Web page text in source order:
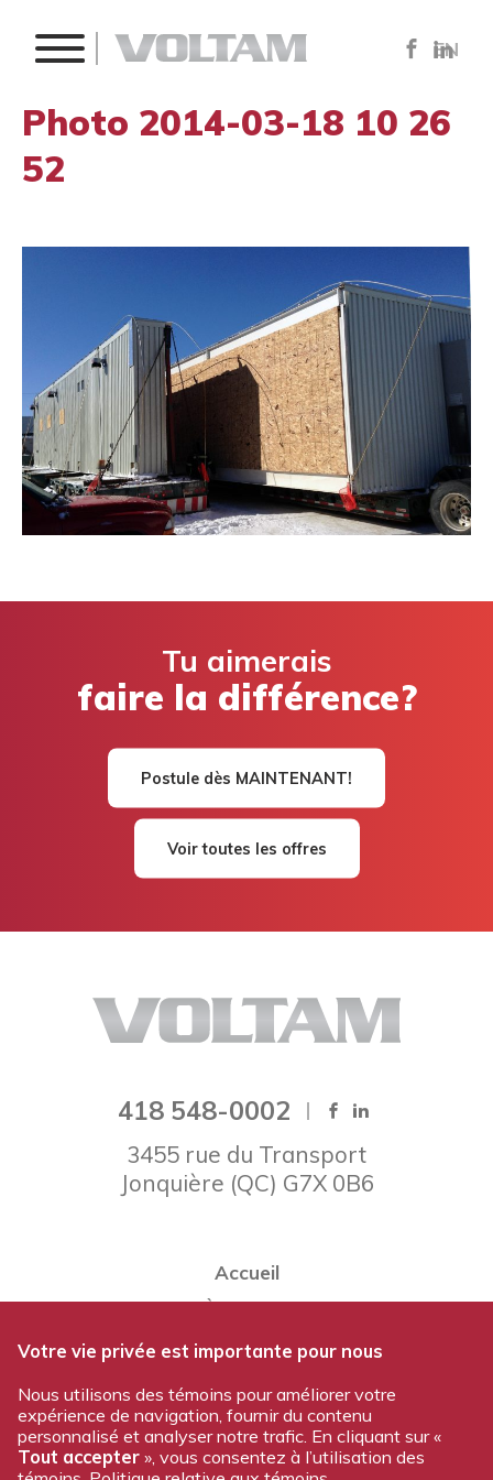
EN
Photo 2014-03-18 10 26
52
Tu aimerais
faire la différence?
Postule dès MAINTENANT!
Voir toutes les offres
418 548-0002
3455 rue du Transport
Jonquière (QC) G7X 0B6
Accueil
À propos
Notre équipe
Travailler chez Voltam
Nous joindre
Votre vie privée est importante pour nous
Nous utilisons des témoins pour améliorer votre
expérience de navigation, fournir du contenu
personnalisé et analyser notre trafic. En cliquant sur «
Tout accepter », vous consentez à l’utilisation des